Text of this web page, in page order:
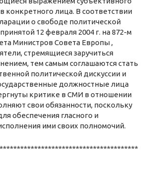
конкретного лица. В соответствии
о свободе политической
12 февраля 2004 г. на 872-м
Министров Совета Европы ,
стремящиеся заручиться
тем самым соглашаются стать
политической дискуссии и
должностные лица
критике в СМИ в отношении
свои обязанности, поскольку
обеспечения гласного и
ими своих полномочий.